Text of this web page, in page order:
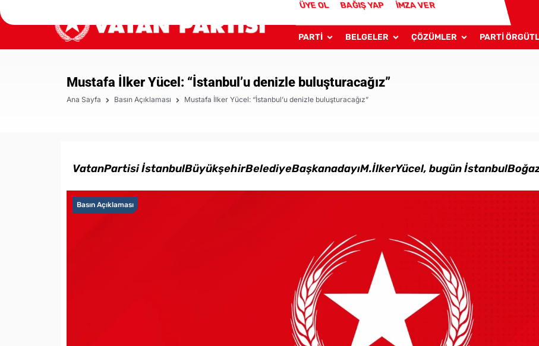
ÜYE OL BAĞIŞ YAP İMZA VER
PARTİ BELGELER ÇÖZÜMLER PARTİ
Mustafa İlker Yücel: “İstanbul’u denizle buluşturacağız”
Ana Sayfa Basın Açıklaması Mustafa İlker Yücel: “İstanbul’u denizle buluşturacağız”
VatanPartisi İstanbulBüyükşehirBelediyeBaşkanadayıM.İlkerYücel, bugün
Basın Açıklaması